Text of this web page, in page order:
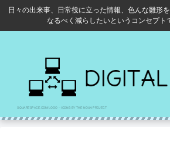
日々の出来事、日常役に立った情報、色んな雛形
なるべく減らしたいというコンセプト